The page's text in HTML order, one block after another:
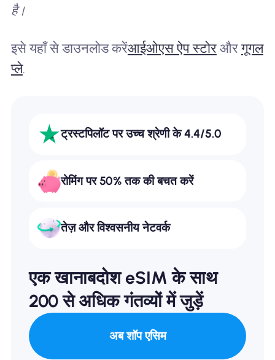
है।
इसे यहाँ से डाउनलोड करेंआईओएस ऐप स्टोरऔरगूगल
प्ले.
ट्रस्टपिलॉट पर उच्च श्रेणी के 4.4/5.0
रोमिंग पर 50% तक की बचत करें
तेज़ और विश्वसनीय नेटवर्क
एक खानाबदोश eSIM के साथ
200 से अधिक गंतव्यों में जुड़ें
अब शॉप एसिम